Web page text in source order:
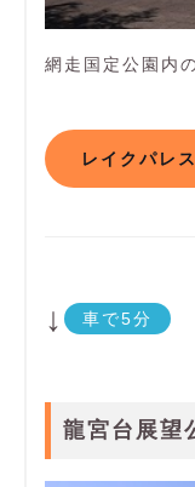
網走国定公園内
レイクパレ
↓ 車で5分
龍宮台展望